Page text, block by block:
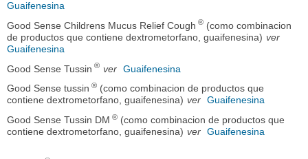
Guaifenesina
Good Sense Childrens Mucus Relief Cough ® (como combinacion
de productos que contiene dextrometorfano, guaifenesina) ver
Guaifenesina
Good Sense Tussin ® ver Guaifenesina
Good Sense tussin ® (como combinacion de productos que
contiene dextrometorfano, guaifenesina) ver Guaifenesina
Good Sense Tussin DM ® (como combinacion de productos que
contiene dextrometorfano, guaifenesina) ver Guaifenesina